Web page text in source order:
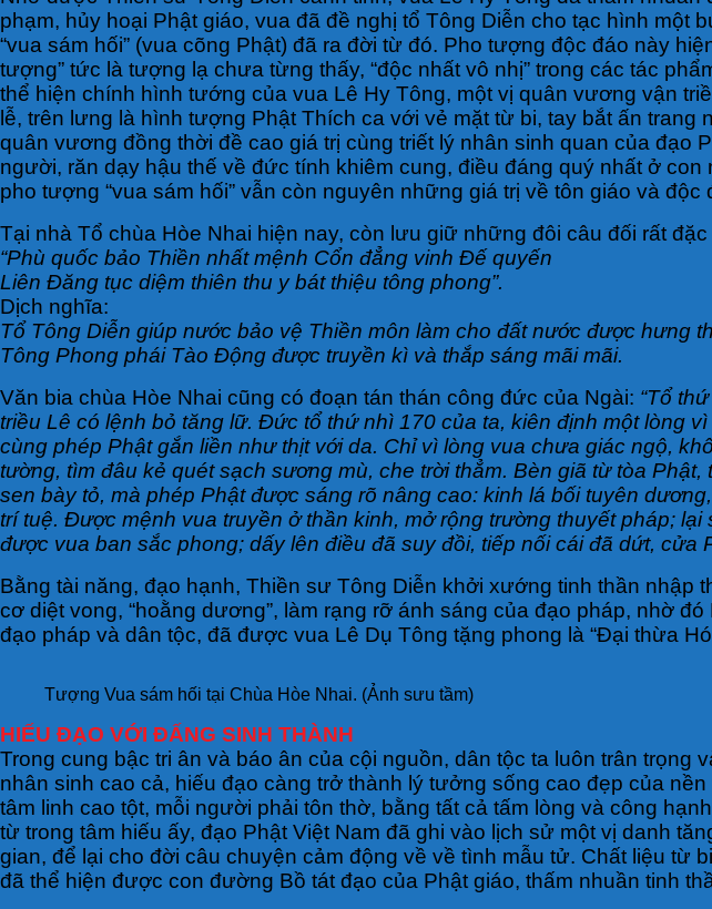
phạm, hủy hoại Phật giáo, vua đã đề nghị tổ Tông Diễn cho tạc hình
“vua sám hối” (vua cõng Phật) đã ra đời từ đó. Pho tượng độc đáo này
tượng” tức là tượng lạ chưa từng thấy, “độc nhất vô nhị” trong các tác
thể hiện chính hình tướng của vua Lê Hy Tông, một vị quân vương vận
lễ, trên lưng là hình tượng Phật Thích ca với vẻ mặt từ bi, tay bắt ấn
quân vương đồng thời đề cao giá trị cùng triết lý nhân sinh quan của đạo
người, răn dạy hậu thế về đức tính khiêm cung, điều đáng quý nhất ở
pho tượng “vua sám hối” vẫn còn nguyên những giá trị về tôn giáo và
Tại nhà Tổ chùa Hòe Nhai hiện nay, còn lưu giữ những đôi câu đối rất
“Phù quốc bảo Thiền nhất mệnh Cổn đẳng vinh Đế quyến
Liên Đăng tục diệm thiên thu y bát thiệu tông phong”.
Dịch nghĩa:
Tổ Tông Diễn giúp nước bảo vệ Thiền môn làm cho đất nước được hưng
Tông Phong phái Tào Động được truyền kì và thắp sáng mãi mãi.
Văn bia chùa Hòe Nhai cũng có đoạn tán thán công đức của Ngài: “Tổ
triều Lê có lệnh bỏ tăng lữ. Đức tổ thứ nhì 170 của ta, kiên định một lòng
cùng phép Phật gắn liền như thịt với da. Chỉ vì lòng vua chưa giác ngộ,
tường, tìm đâu kẻ quét sạch sương mù, che trời thẳm. Bèn giã từ tòa
sen bày tỏ, mà phép Phật được sáng rõ nâng cao: kinh lá bối tuyên
trí tuệ. Được mệnh vua truyền ở thần kinh, mở rộng trường thuyết pháp;
được vua ban sắc phong; dấy lên điều đã suy đồi, tiếp nối cái đã dứt, cửa
Bằng tài năng, đạo hạnh, Thiền sư Tông Diễn khởi xướng tinh thần
cơ diệt vong, “hoằng dương”, làm rạng rỡ ánh sáng của đạo pháp, nhờ
đạo pháp và dân tộc, đã được vua Lê Dụ Tông tặng phong là “Đại thừa
Tượng Vua sám hối tại Chùa Hòe Nhai. (Ảnh sưu tầm)
HIẾU ĐẠO VỚI ĐẤNG SINH THÀNH
Trong cung bậc tri ân và báo ân của cội nguồn, dân tộc ta luôn trân
nhân sinh cao cả, hiếu đạo càng trở thành lý tưởng sống cao đẹp của
tâm linh cao tột, mỗi người phải tôn thờ, bằng tất cả tấm lòng và công
từ trong tâm hiếu ấy, đạo Phật Việt Nam đã ghi vào lịch sử một vị danh
gian, để lại cho đời câu chuyện cảm động về về tình mẫu tử. Chất liệu từ
đã thể hiện được con đường Bồ tát đạo của Phật giáo, thấm nhuần tinh